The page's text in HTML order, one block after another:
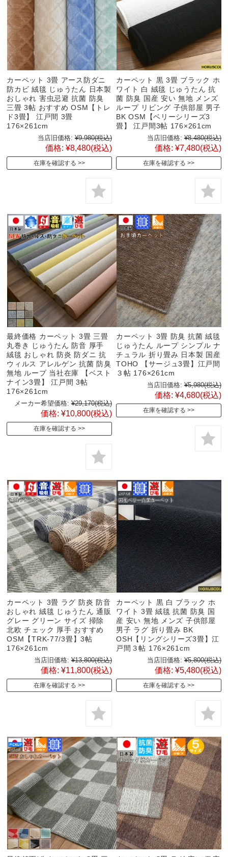
カーペット 3畳 アース防ダニ
防カビ 絨毯 じゅうたん 日本製
おしゃれ 害虫忌避 抗菌 防臭
三畳 3帖 おすすめ OSM【トレ
ド3畳】 江戸間 3畳
176×261cm
当店旧価格: ¥9,980(税込)
価格: ¥8,480(税込)
在庫を確認する
カーペット 黒 3畳 ブラック ホ
ワイト 白 絨毯 じゅうたん 抗
菌 防臭 国産 安い 無地 メンズ
ループ リビング 子供部屋 男子
BK OSM【ベリーシリーズ3
畳】 江戸間3帖 176×261cm
当店旧価格: ¥8,480(税込)
価格: ¥7,480(税込)
在庫を確認する
最終価格 カーペット 3畳 三畳
丸巻き じゅうたん 防音 厚手
絨毯 おしゃれ 防炎 防ダニ 抗
ウィルス アレルゲン 抗菌 防臭
無地 ループ 当社在庫 【ベスト
ナイン3畳】 江戸間 3帖
176×261cm
メーカー希望価格: ¥29,170(税込)
価格: ¥10,800(税込)
在庫を確認する
カーペット 3畳 防臭 抗菌 絨毯
じゅうたん ループ シンプル ナ
チュラル 折り畳み 日本製 国産
TOHO 【サージュ3畳】江戸間
３帖 176×261cm
当店旧価格: ¥5,980(税込)
価格: ¥4,680(税込)
在庫を確認する
カーペット 3畳 ラグ 防炎 防音
おしゃれ 絨毯 じゅうたん 通販
グレー グリーン サイズ 掃除
北欧 チェック 厚手 おすすめ
OSM【TRK-77/3畳】3帖
176×261cm
当店旧価格: ¥13,800(税込)
価格: ¥11,800(税込)
在庫を確認する
カーペット 黒 白 ブラック ホ
ワイト 3畳 絨毯 抗菌 防臭 国
産 安い 無地 メンズ 子供部屋
男子 ラグ 折り畳み BK
OSH【リングシリーズ3畳】江
戸間３帖 176×261cm
当店旧価格: ¥5,800(税込)
価格: ¥5,480(税込)
在庫を確認する